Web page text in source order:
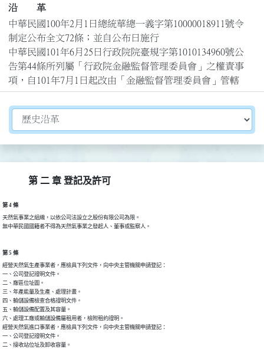
沿 革
中華民國100年2月1日總統華總一義字第10000018911號令
制定公布全文72條；並自公布日施行
中華民國101年6月25日行政院院臺規字第1010134960號公
告第44條所列屬「行政院金融監督管理委員會」之權責事
項，自101年7月1日起改由「金融監督管理委員會」管轄
切換選擇法規資訊內容
第 二 章 登記及許可
第 4 條
天然氣事業之組織，以依公司法設立之股份有限公司為限。
無中華民國國籍者不得為天然氣事業之發起人、董事或監察人。
第 5 條
經營天然氣生產事業者，應檢具下列文件，向中央主管機關申請登記：
一、公司登記證明文件。
二、廠區位址圖。
三、年產能量及生產、處理計畫。
四、輸儲設備檢查合格證明文件。
五、輸儲設備配置及其容量。
六、處理工廠或輸儲設備屬租用者，檢附租約證明。
經營天然氣進口事業者，應檢具下列文件，向中央主管機關申請登記：
一、公司登記證明文件。
二、接收站位址及卸收容量。